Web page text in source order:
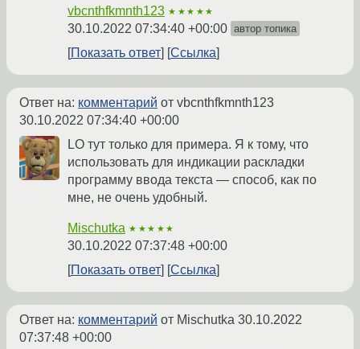
vbcnthfkmnth123 ★★★★★
30.10.2022 07:34:40 +00:00 автор топика
Показать ответ Ссылка
Ответ на: комментарий от vbcnthfkmnth123
30.10.2022 07:34:40 +00:00
LO тут только для примера. Я к тому, что
использовать для индикации раскладки
программу ввода текста — способ, как по
мне, не очень удобный.
Mischutka ★★★★★
30.10.2022 07:37:48 +00:00
Показать ответ
Ссылка
Ответ на: комментарий от Mischutka 30.10.2022
07:37:48 +00:00